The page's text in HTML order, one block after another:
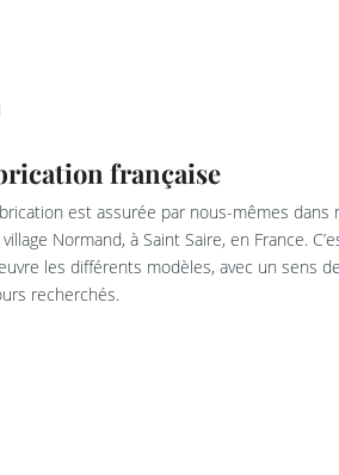
française
est assurée par nous-mêmes
Normand, à Saint Saire, en France.
les différents modèles, avec un sens
recherchés.